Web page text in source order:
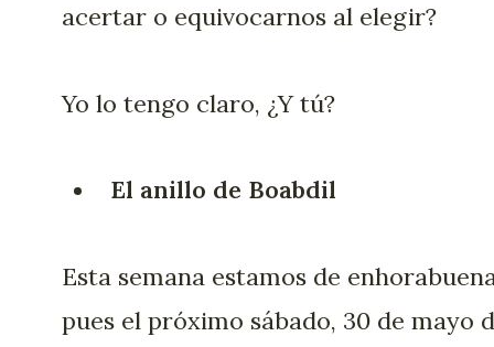
acertar o equivocarnos al elegir?
Yo lo tengo claro, ¿Y tú?
El anillo de Boabdil
Esta semana estamos de
pues el próximo sábado, 30 de mayo